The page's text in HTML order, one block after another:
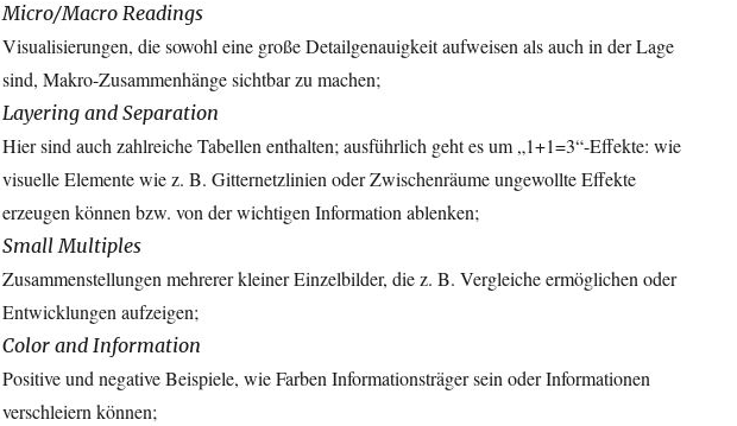
Micro/Macro Readings
Visualisierungen, die sowohl eine große Detailgenauigkeit aufweisen als auch in der Lage
sind, Makro-Zusammenhänge sichtbar zu machen;
Layering and Separation
Hier sind auch zahlreiche Tabellen enthalten; ausführlich geht es um „1+1=3“-Effekte: wie
visuelle Elemente wie z. B. Gitternetzlinien oder Zwischenräume ungewollte Effekte
erzeugen können bzw. von der wichtigen Information ablenken;
Small Multiples
Zusammenstellungen mehrerer kleiner Einzelbilder, die z. B. Vergleiche ermöglichen oder
Entwicklungen aufzeigen;
Color and Information
Positive und negative Beispiele, wie Farben Informationsträger sein oder Informationen
verschleiern können;